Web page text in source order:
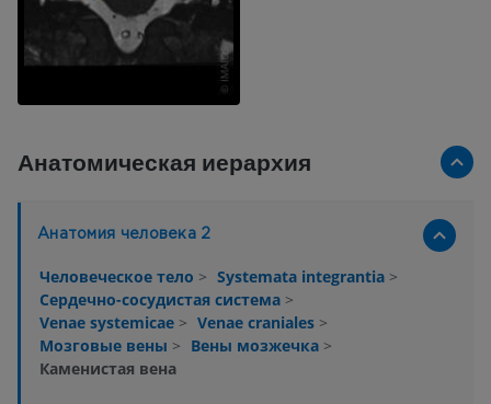
Анатомическая иерархия
Анатомия человека 2
Человеческое тело > Systemata integrantia >
Сердечно-сосудистая система >
Venae systemicae > Venae craniales >
Мозговые вены > Вены мозжечка >
Каменистая вена